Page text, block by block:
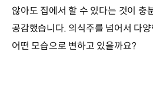
않아도 집에서 할 수 있다는 것이 충
공감했습니다. 의식주를 넘어서 다
어떤 모습으로 변하고 있을까요?